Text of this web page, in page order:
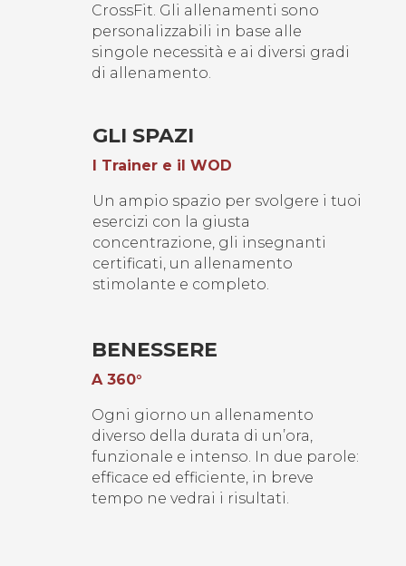
CrossFit. Gli allenamenti sono
personalizzabili in base alle
singole necessità e ai diversi gradi
di allenamento.
GLI SPAZI
I Trainer e il WOD
Un ampio spazio per svolgere i tuoi
esercizi con la giusta
concentrazione, gli insegnanti
certificati, un allenamento
stimolante e completo.
BENESSERE
A360°
Ogni giorno un allenamento
diverso della durata di un’ora,
funzionale e intenso. In due parole:
efficace ed efficiente, in breve
tempo ne vedrai i risultati.